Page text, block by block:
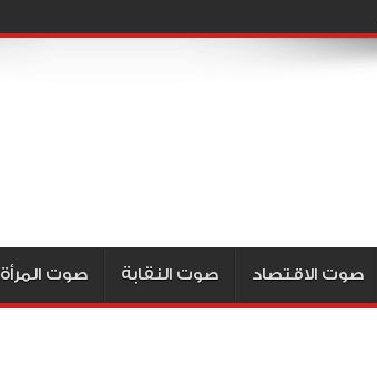
صوت الاقتصاد صوت النقابة صوت المرأة